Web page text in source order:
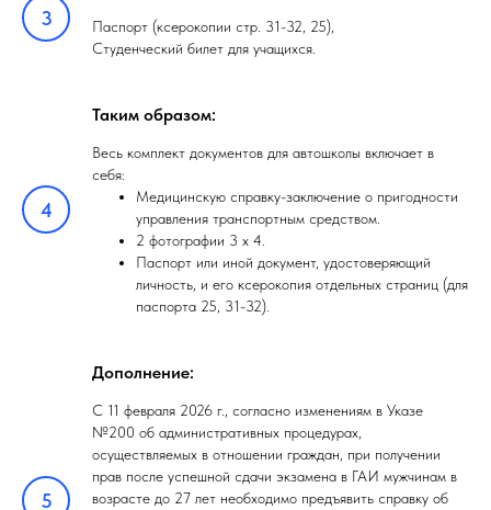
Паспорт (ксерокопии стр. 31-32, 25),
Студенческий билет для учащихся.
Таким образом:
Весь комплект документов для автошколы включает в
себя:
Медицинскую справку-заключение о пригодности
управления транспортным средством.
2 фотографии 3 х 4.
Паспорт или иной документ, удостоверяющий
личность, и его ксерокопия отдельных страниц (для
паспорта 25, 31-32).
Дополнение:
С 11 февраля 2026 г., согласно изменениям в Указе
№200 об административных процедурах,
осуществляемых в отношении граждан, при получении
прав после успешной сдачи экзамена в ГАИ мужчинам в
возрасте до 27 лет необходимо предъявить справку об